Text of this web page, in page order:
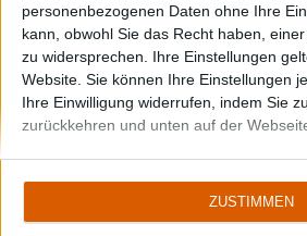
personenbezogenen Daten ohne Ihre
kann, obwohl Sie das Recht haben,
zu widersprechen. Ihre Einstellungen
Website. Sie können Ihre Einstellungen
Ihre Einwilligung widerrufen, indem Sie
zurückkehren und unten auf der
ZUSTIMMEN